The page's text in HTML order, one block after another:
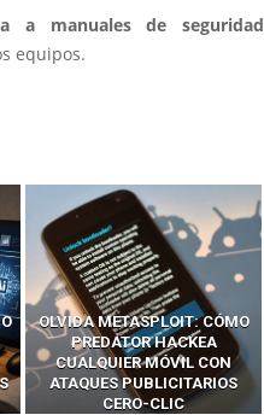
a manuales de seguridad
equipos.
CÓMO LOS HACKERS
INTERCEPTAN OTPS Y
LLAMADAS MÓVILES SIN
‘HACKEAR’ — EL INCREÍBLE
PODER DE LOS SIM BOXES”